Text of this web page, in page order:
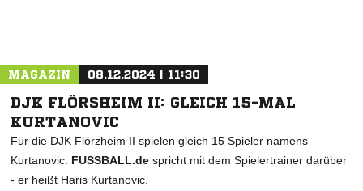
MAGAZIN 08.12.2024 | 11:30
DJK FLÖRSHEIM II: GLEICH 15-MAL
KURTANOVIC
Für die DJK Flörzheim II spielen gleich 15 Spieler namens
Kurtanovic. FUSSBALL.de spricht mit dem Spielertrainer darüber
- er heißt Haris Kurtanovic.